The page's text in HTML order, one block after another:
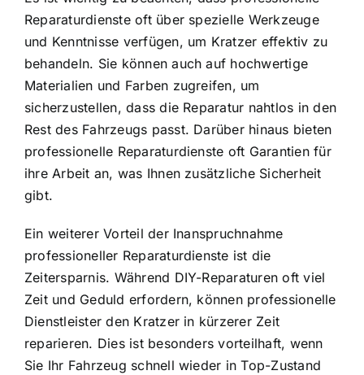
Reparaturdienste oft über spezielle Werkzeuge
und Kenntnisse verfügen, um Kratzer effektiv zu
behandeln. Sie können auch auf hochwertige
Materialien und Farben zugreifen, um
sicherzustellen, dass die Reparatur nahtlos in den
Rest des Fahrzeugs passt. Darüber hinaus bieten
professionelle Reparaturdienste oft Garantien für
ihre Arbeit an, was Ihnen zusätzliche Sicherheit
gibt.
Ein weiterer Vorteil der Inanspruchnahme
professioneller Reparaturdienste ist die
Zeitersparnis. Während DIY-Reparaturen oft viel
Zeit und Geduld erfordern, können professionelle
Dienstleister den Kratzer in kürzerer Zeit
reparieren. Dies ist besonders vorteilhaft, wenn
Sie Ihr Fahrzeug schnell wieder in Top-Zustand